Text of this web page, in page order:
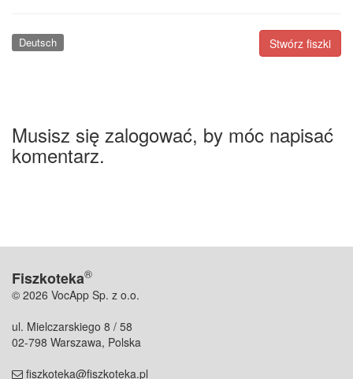
Stwórz fiszki
Deutsch
Musisz się zalogować, by móc napisać
komentarz.
Fiszkoteka®
© 2026 VocApp Sp. z o.o.
ul. Mielczarskiego 8 / 58
02-798 Warszawa, Polska
fiszkoteka@fiszkoteka.pl